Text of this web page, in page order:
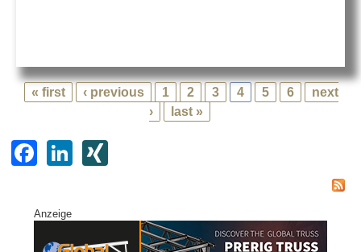
« first ‹ previous 1 2 3 4 5 6
next
›
last »
F
c
e
Li
e
Anzeige